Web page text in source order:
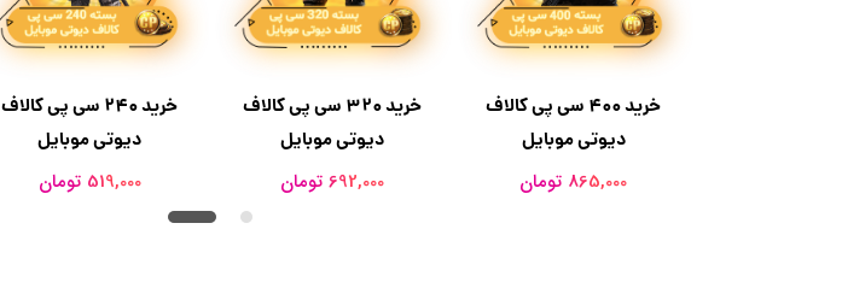
خرید 240 سی پی کالاف
دیوتی موبایل
519,000 تومان
خرید 320 سی پی کالاف
دیوتی موبایل
692,000 تومان
خرید 400 سی پی کالاف
دیوتی موبایل
865,000 تومان